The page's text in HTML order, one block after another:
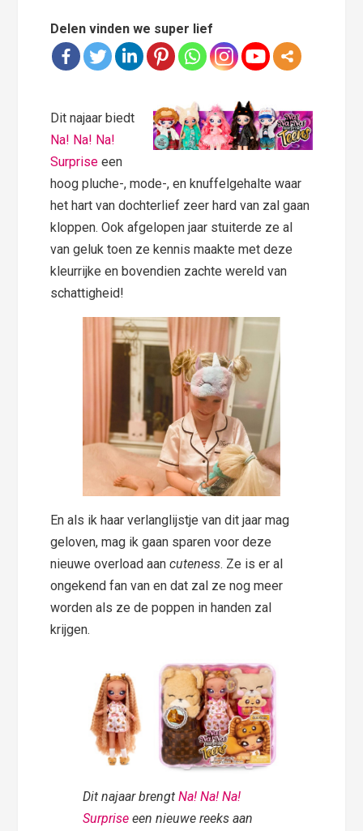
Delen vinden we super lief
Dit najaar biedt
Na! Na! Na!
Surprise een
hoog pluche-, mode-, en knuffelgehalte waar
het hart van dochterlief zeer hard van zal gaan
kloppen. Ook afgelopen jaar stuiterde ze al
van geluk toen ze kennis maakte met deze
kleurrijke en bovendien zachte wereld van
schattigheid!
En als ik haar verlanglijstje van dit jaar mag
geloven, mag ik gaan sparen voor deze
nieuwe overload aancuteness. Ze is er al
ongekend fan van en dat zal ze nog meer
worden als ze de poppen in handen zal
krijgen.
Dit najaar brengtNa! Na! Na!
Surprise een nieuwe reeks aan